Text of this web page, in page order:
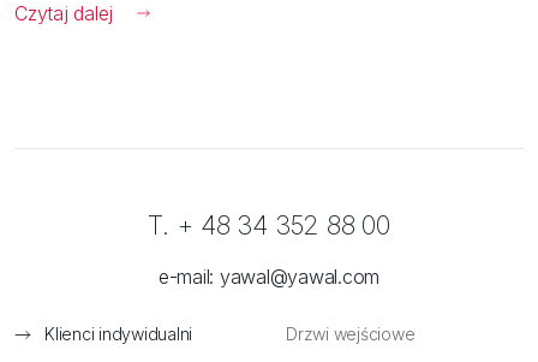
Czytaj dalej
Klienci indywidualni Drzwi wejściowe
T. + 48 34 352 88 00
e-mail: yawal@yawal.com